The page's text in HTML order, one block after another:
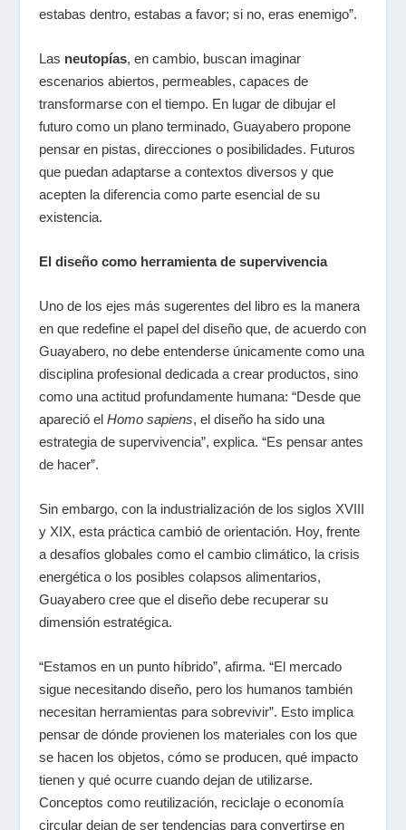
estabas dentro, estabas a favor; si no, eras enemigo”.
Las neutopías, en cambio, buscan imaginar
escenarios abiertos, permeables, capaces de
transformarse con el tiempo. En lugar de dibujar el
futuro como un plano terminado, Guayabero propone
pensar en pistas, direcciones o posibilidades. Futuros
que puedan adaptarse a contextos diversos y que
acepten la diferencia como parte esencial de su
existencia.
El diseño como herramienta de supervivencia
Uno de los ejes más sugerentes del libro es la manera
en que redefine el papel del diseño que, de acuerdo con
Guayabero, no debe entenderse únicamente como una
disciplina profesional dedicada a crear productos, sino
como una actitud profundamente humana: “Desde que
apareció el Homo sapiens, el diseño ha sido una
estrategia de supervivencia”, explica. “Es pensar antes
de hacer”.
Sin embargo, con la industrialización de los siglos XVIII
y XIX, esta práctica cambió de orientación. Hoy, frente
a desafíos globales como el cambio climático, la crisis
energética o los posibles colapsos alimentarios,
Guayabero cree que el diseño debe recuperar su
dimensión estratégica.
“Estamos en un punto híbrido”, afirma. “El mercado
sigue necesitando diseño, pero los humanos también
necesitan herramientas para sobrevivir”. Esto implica
pensar de dónde provienen los materiales con los que
se hacen los objetos, cómo se producen, qué impacto
tienen y qué ocurre cuando dejan de utilizarse.
Conceptos como reutilización, reciclaje o economía
circular dejan de ser tendencias para convertirse en